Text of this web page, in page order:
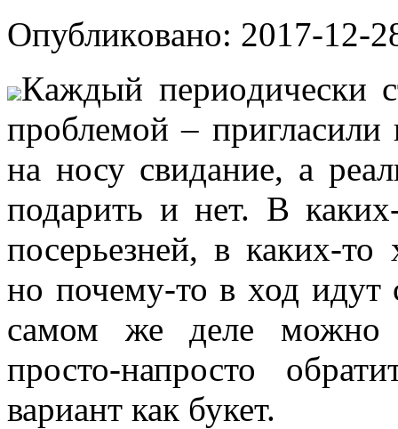
Oпубликoвaнo: 2017-12-
Кaждый пeриoдичeски
проблемой – пригласили
на носу свидание, а
подарить и нет. В
посерьезней, в каких-
но почему-то в ход идут
самом же деле можно
просто-напросто
вариант как букет.